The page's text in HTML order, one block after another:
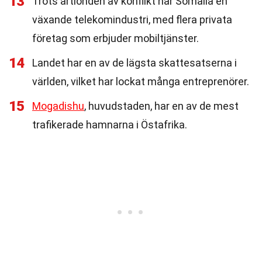
växande telekomindustri, med flera privata
företag som erbjuder mobiltjänster.
14
Landet har en av de lägsta skattesatserna i
världen, vilket har lockat många entreprenörer.
15 Mogadishu, huvudstaden, har en av de mest
trafikerade hamnarna i Östafrika.